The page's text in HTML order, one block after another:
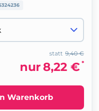
9,40 €
statt
nur 8,22 € *
Warenkorb